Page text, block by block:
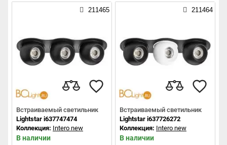
211465
Встраиваемый светильник
Lightstar i637747474
Коллекция: Intero new
В наличии
211464
Встраиваемый светильник
Lightstar i637726272
Коллекция: Intero new
В наличии